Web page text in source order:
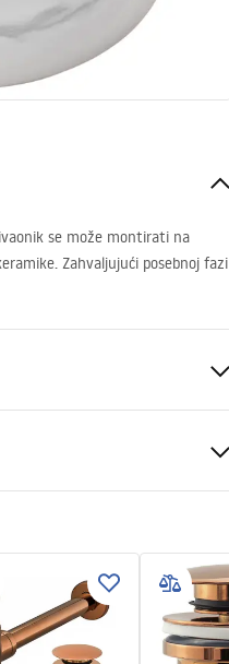
se može montirati na
Zahvaljujući posebnoj fazi
_5.pdf